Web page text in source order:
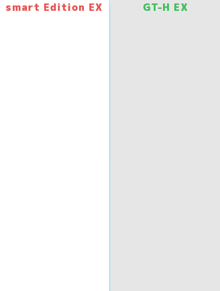
smart Edition EX GT-H EX